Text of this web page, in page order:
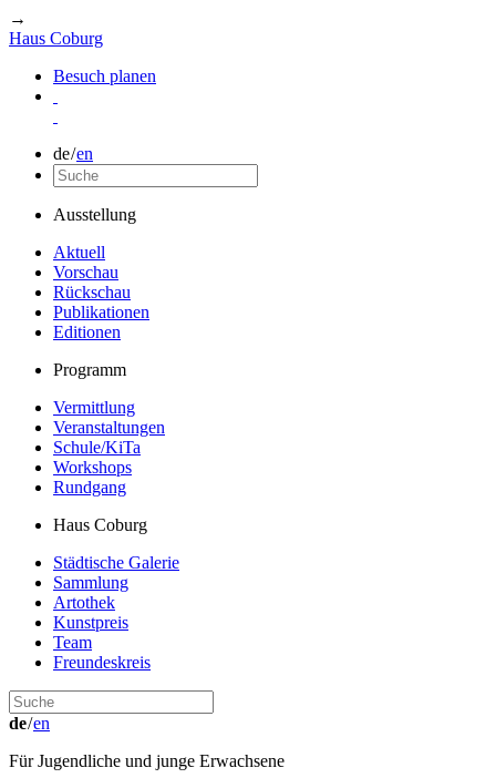
→
Haus Coburg
Besuch planen
de/en
Ausstellung
Aktuell
Vorschau
Rückschau
Publikationen
Editionen
Programm
Vermittlung
Veranstaltungen
Schule/KiTa
Workshops
Rundgang
Haus Coburg
Städtische Galerie
Sammlung
Artothek
Kunstpreis
Team
Freundeskreis
de/en
Für Jugendliche und junge Erwachsene